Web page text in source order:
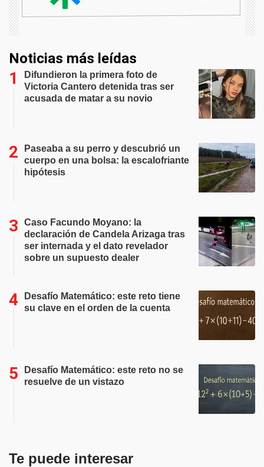
Noticias más leídas
Difundieron la primera foto de
Victoria Cantero detenida tras ser
acusada de matar a su novio
Paseaba a su perro y descubrió un
cuerpo en una bolsa: la escalofriante
hipótesis
Caso Facundo Moyano: la
declaración de Candela Arizaga tras
ser internada y el dato revelador
sobre un supuesto dealer
Desafío Matemático: este reto tiene
su clave en el orden de la cuenta
Desafío Matemático: este reto no se
resuelve de un vistazo
Te puede interesar